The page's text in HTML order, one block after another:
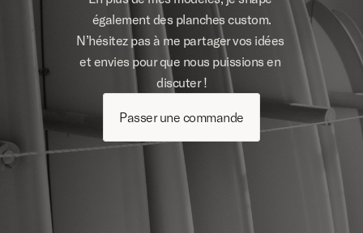
également des planches custom.
N’hésitez pas à me partager vos idées
et envies pour que nous puissions en
discuter !
Passer une commande